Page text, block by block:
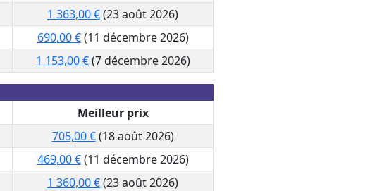
1 363,00 €(23 août 2026)
690,00 €(11 décembre 2026)
1 153,00 €(7 décembre 2026)
Meilleur prix
705,00 €(18 août 2026)
469,00 €(11 décembre 2026)
1 360,00 €(23 août 2026)